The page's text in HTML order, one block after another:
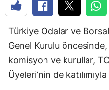
Türkiye Odalar ve
Genel Kurulu
komisyon ve kurullar,
Üyeleri’nin de